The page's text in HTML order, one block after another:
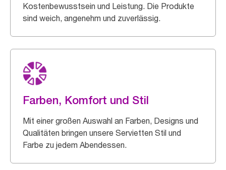
Kostenbewusstsein und Leistung. Die Produkte
sind weich, angenehm und zuverlässig.
Farben, Komfort und Stil
Mit einer großen Auswahl an Farben, Designs und
Qualitäten bringen unsere Servietten Stil und
Farbe zu jedem Abendessen.